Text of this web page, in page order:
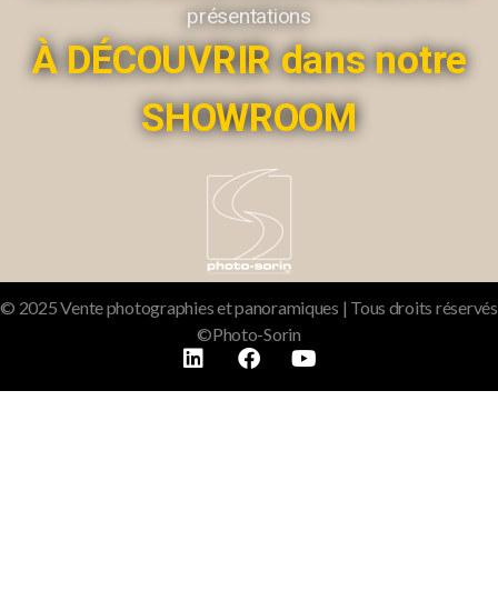
présentations
À DÉCOUVRIR dans notre
SHOWROOM
© 2025 Vente photographies et panoramiques | Tous droits réservés
©Photo-Sorin